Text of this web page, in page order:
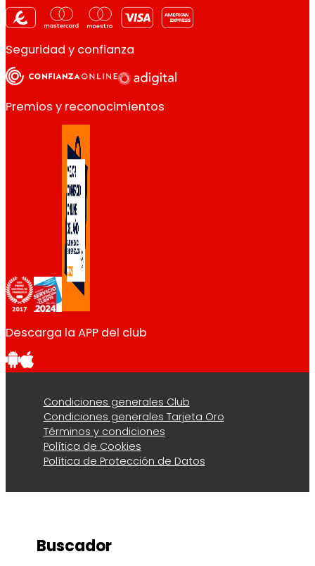
Seguridad y confianza
Premios y reconocimientos
Descarga la APP del club
Condiciones generales Club
Condiciones generales Tarjeta Oro
Términos y condiciones
Política de Cookies
Política de Protección de Datos
Buscador